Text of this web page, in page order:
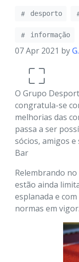
desporto
informação
07 Apr 2021 by
O Grupo
congratula-se
melhorias das
passa a ser
sócios, amigos
Bar
Relembrando
estão ainda
esplanada e
normas em vigor.